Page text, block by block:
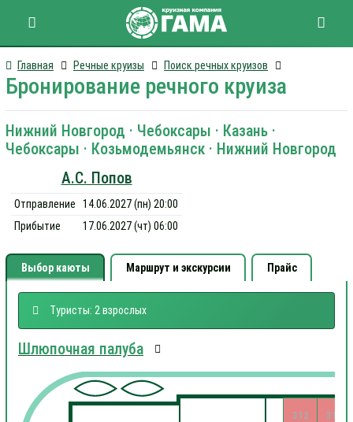
Главная Речные круизы Поиск речных круизов
Бронирование речного круиза
Нижний Новгород · Чебоксары · Казань ·
Чебоксары · Козьмодемьянск · Нижний Новгород
А.С. Попов
Отправление
14.06.2027 (пн) 20:00
Прибытие
17.06.2027 (чт) 06:00
Выбор каюты Маршрут и экскурсии Прайс
Туристы: 2 взрослых
Шлюпочная палуба
310
312